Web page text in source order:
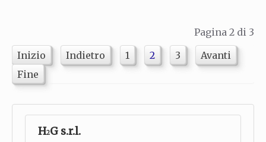
Pagina 2 di 3
Inizio
Indietro 1 2 3
Avanti
Fine
H2G s.r.l.